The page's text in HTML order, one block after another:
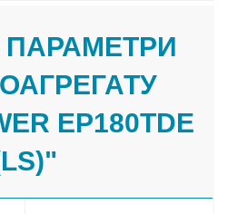
ПАРАМЕТРИ
EP180TDE